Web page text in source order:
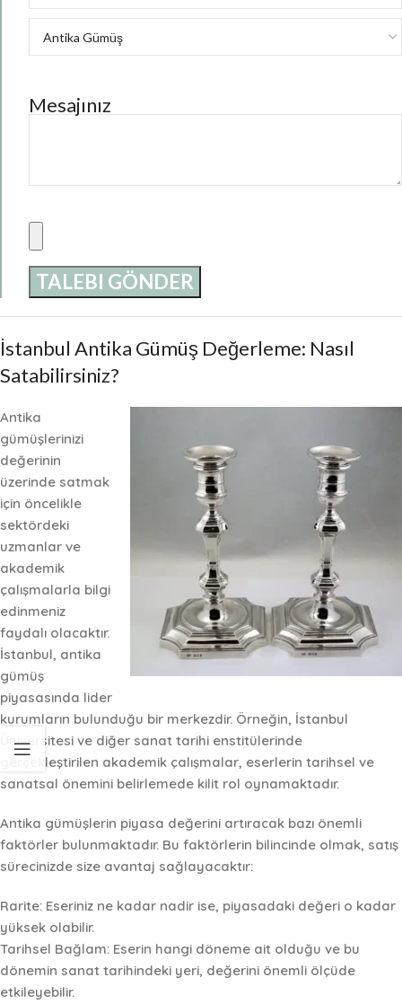
Mesajınız
İstanbul Antika Gümüş Değerleme: Nasıl
Satabilirsiniz?
Antika
gümüşlerinizi
değerinin
üzerinde satmak
için öncelikle
sektördeki
uzmanlar ve
akademik
çalışmalarla bilgi
edinmeniz
faydalı olacaktır.
İstanbul, antika
gümüş
piyasasında lider
kurumların bulunduğu bir merkezdir. Örneğin, İstanbul
Üniversitesi ve diğer sanat tarihi enstitülerinde
gerçekleştirilen akademik çalışmalar, eserlerin tarihsel ve
sanatsal önemini belirlemede kilit rol oynamaktadır.
Antika gümüşlerin piyasa değerini artıracak bazı önemli
faktörler bulunmaktadır. Bu faktörlerin bilincinde olmak, satış
sürecinizde size avantaj sağlayacaktır:
Rarite: Eseriniz ne kadar nadir ise, piyasadaki değeri o kadar
yüksek olabilir.
Tarihsel Bağlam: Eserin hangi döneme ait olduğu ve bu
dönemin sanat tarihindeki yeri, değerini önemli ölçüde
etkileyebilir.